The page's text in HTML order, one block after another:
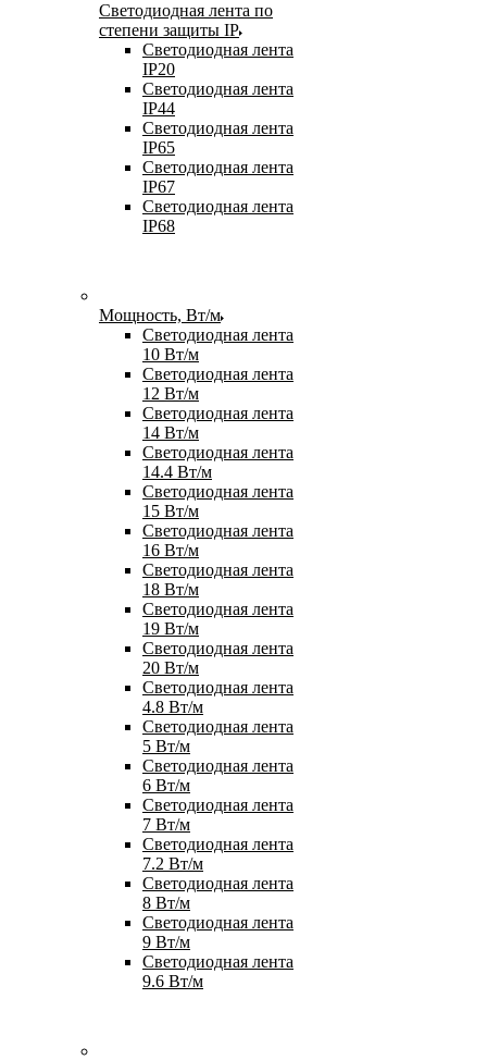
Светодиодная лента по
степени защиты IP
Светодиодная лента
IP20
Светодиодная лента
IP44
Светодиодная лента
IP65
Светодиодная лента
IP67
Светодиодная лента
IP68
Мощность, Вт/м
Светодиодная лента
10 Вт/м
Светодиодная лента
12 Вт/м
Светодиодная лента
14 Вт/м
Светодиодная лента
14.4 Вт/м
Светодиодная лента
15 Вт/м
Светодиодная лента
16 Вт/м
Светодиодная лента
18 Вт/м
Светодиодная лента
19 Вт/м
Светодиодная лента
20 Вт/м
Светодиодная лента
4.8 Вт/м
Светодиодная лента
5 Вт/м
Светодиодная лента
6 Вт/м
Светодиодная лента
7 Вт/м
Светодиодная лента
7.2 Вт/м
Светодиодная лента
8 Вт/м
Светодиодная лента
9 Вт/м
Светодиодная лента
9.6 Вт/м